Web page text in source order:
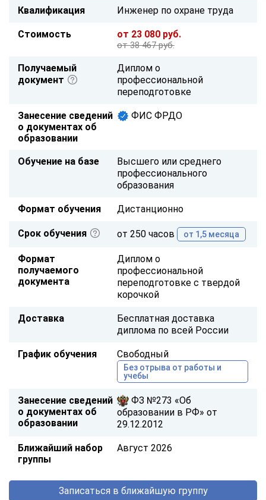
Квалификация Инженер по охране труда
Стоимость от 23 080 руб.
от 38 467 руб.
Получаемый
документ
Диплом о
профессиональной
переподготовке
Занесение сведений
о документах об
образовании
ФИС ФРДО
Обучение на базе
Высшего или среднего
профессионального
образования
Формат обучения Дистанционно
Срок обучения от 250 часов от 1,5 месяца
Формат
получаемого
документа
Диплом о
профессиональной
переподготовке с твердой
корочкой
Доставка
Бесплатная доставка
диплома по всей России
График обучения Свободный
Без отрыва от работы и
учебы
Занесение сведений
о документах об
образовании
ФЗ №273 «Об
образовании в РФ» от
29.12.2012
Ближайший набор
группы
Август 2026
Записаться в ближайшую группу